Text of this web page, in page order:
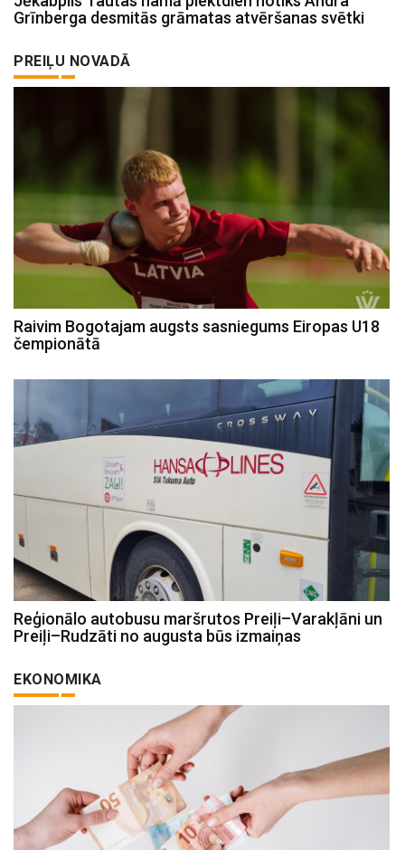
Grīnberga desmitās grāmatas atvēršanas svētki
PREIĻU NOVADĀ
Raivim Bogotajam augsts sasniegums Eiropas U18
čempionātā
Reģionālo autobusu maršrutos Preiļi–Varakļāni un
Preiļi–Rudzāti no augusta būs izmaiņas
EKONOMIKA